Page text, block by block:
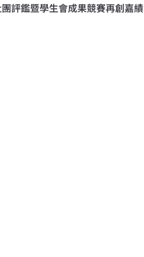
評鑑暨學生會成果競賽再創嘉績